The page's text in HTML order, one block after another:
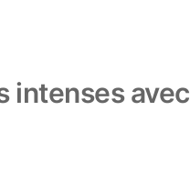
intenses avec